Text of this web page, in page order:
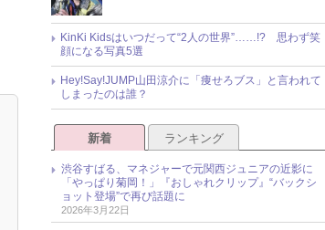
KinKi Kidsはいつだって“2人の世界”……!? 思わず笑
顔になる写真5選
Hey!Say!JUMP山田涼介に「痩せろブス」と言われて
しまったのは誰？
新着 ランキング
渋谷すばる、マネジャーで元関西ジュニアの近影に
「やっぱり菊岡！」『おしゃれクリップ』“バックシ
ョット登場”で再び話題に
2026年3月22日